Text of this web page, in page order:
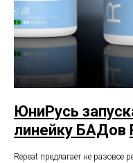
ЮниРусь
линейку БАДов
Repeat предлагает не разовое